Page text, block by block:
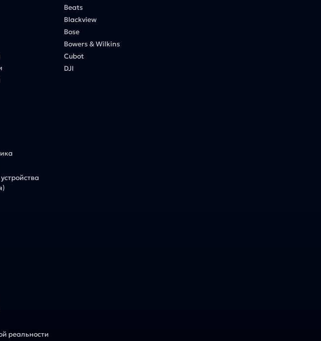
реальности
Beats
Blackview
Bose
Bowers & Wilkins
Cubot
DJI